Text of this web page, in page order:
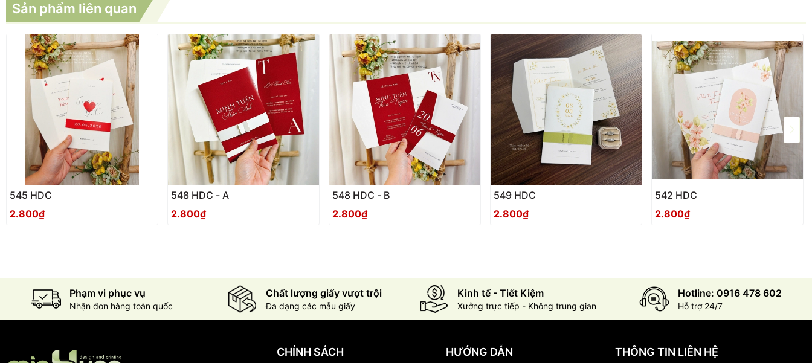
Sản phẩm liên quan
545 HDC
2.800₫
548 HDC - A
2.800₫
548 HDC - B
2.800₫
549 HDC
2.800₫
542 HDC
2.800₫
Phạm vi phục vụ
Nhận đơn hàng toàn quốc
Chất lượng giấy vượt trội
Đa dạng các mẫu giấy
Kinh tế - Tiết Kiệm
Xưởng trực tiếp - Không trung gian
Hotline: 0916 478 602
Hỗ trợ 24/7
CHÍNH SÁCH HƯỚNG DẪN THÔNG TIN LIÊN HỆ